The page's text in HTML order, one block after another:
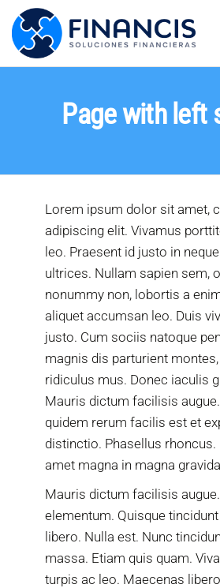
Page with left
Lorem ipsum dolor sit amet,
adipiscing elit. Vivamus
leo. Praesent id justo in
ultrices. Nullam sapien sem,
nonummy non, lobortis a
aliquet accumsan leo. Duis
justo. Cum sociis natoque
magnis dis parturient
ridiculus mus. Donec iaculis
Mauris dictum facilisis
quidem rerum facilis est et
distinctio. Phasellus
amet magna in magna
Mauris dictum facilisis
elementum. Quisque
libero. Nulla est. Nunc
massa. Etiam quis quam.
turpis ac leo. Maecenas